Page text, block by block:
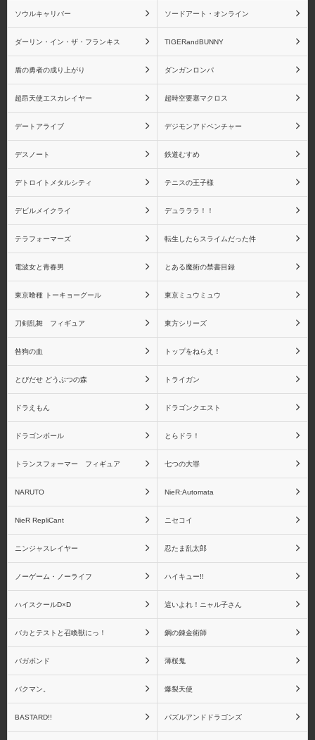
物語シリーズ 八九寺真
宵
物語シリーズ 阿良々木
月火
物語シリーズ 阿良々木
火憐
物語シリーズ 羽川翼
物語シリーズ 斧乃木余
物語シリーズ キスショ
ートアンダーブレード
物語シリーズ その他キ
ャラクター
NieR RepliCant Fateシリーズ
fate/stay night
Fate/Grand Order Fate その他シリーズ
Fate リアルアクション
ヒーローズシリーズ
Fate ねんどろいどシリ
ーズ
ソウルキャリバー ソードアート・オンライン
ダーリン・イン・ザ・フランキス TIGERandBUNNY
盾の勇者の成り上がり ダンガンロンパ
超昂天使エスカレイヤー 超時空要塞マクロス
デートアライブ デジモンアドベンチャー
デスノート 鉄道むすめ
デトロイトメタルシティ テニスの王子様
デビルメイクライ デュラララ！！
テラフォーマーズ 転生したらスライムだった件
電波女と青春男 とある魔術の禁書目録
東京喰種 トーキョーグール 東京ミュウミュウ
刀剣乱舞 フィギュア 東方シリーズ
咎狗の血 トップをねらえ！
とびだせ どうぶつの森 トライガン
ドラえもん ドラゴンクエスト
ドラゴンボール とらドラ！
トランスフォーマー フィギュア 七つの大罪
NARUTO NieR:Automata
NieR RepliCant ニセコイ
ニンジャスレイヤー 忍たま乱太郎
ノーゲーム・ノーライフ ハイキュー!!
ハイスクールD×D 這いよれ！ニャル子さん
バカとテストと召喚獣にっ！ 鋼の錬金術師
バガボンド 薄桜鬼
バクマン。 爆裂天使
BASTARD!! パズルアンドドラゴンズ